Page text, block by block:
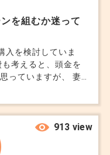
を組むか迷って
入を検討していま
考えると、頭金を
っていますが、 妻
ンの返済期間は35
913 view